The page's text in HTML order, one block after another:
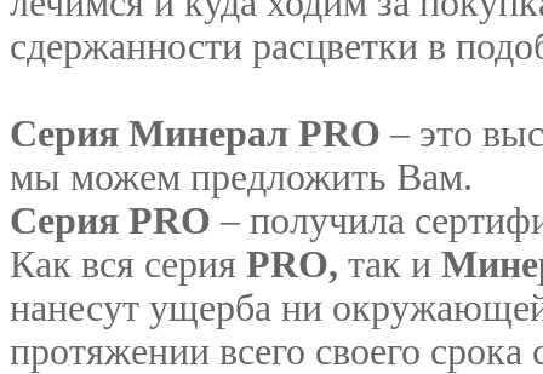
сдержанности расцветки в
Серия Минерал PRO – это
мы можем предложить Вам.
Серия PRO – получила
Как вся серия PRO, так и
нанесут ущерба ни
протяжении всего своего